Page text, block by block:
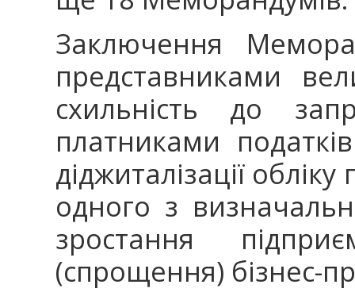
Заключення
представниками
схильність до
платниками
діджиталізації
одного з
зростання
(спрощення) бізнес-